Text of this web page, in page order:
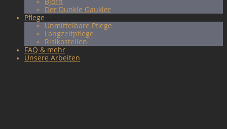
Der Dunkle Gaukler
Pflege
Unmittelbare Pflege
Langzeitpflege
Risikostellen
FAQ & mehr
Unsere Arbeiten